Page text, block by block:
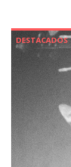
DESTACADOS